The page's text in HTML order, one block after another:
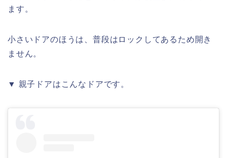
ます。
小さいドアのほうは、普段はロックしてあるため開き
ません。
▼ 親子ドアはこんなドアです。